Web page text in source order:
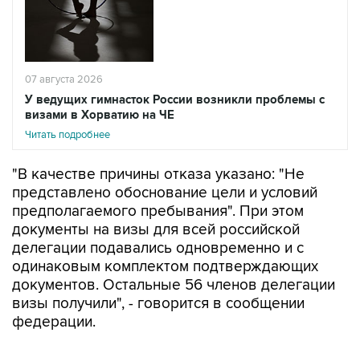
07 августа 2026
У ведущих гимнасток России возникли проблемы с
визами в Хорватию на ЧЕ
Читать подробнее
"В качестве причины отказа указано: "Не
представлено обоснование цели и условий
предполагаемого пребывания". При этом
документы на визы для всей российской
делегации подавались одновременно и с
одинаковым комплектом подтверждающих
документов. Остальные 56 членов делегации
визы получили", - говорится в сообщении
федерации.